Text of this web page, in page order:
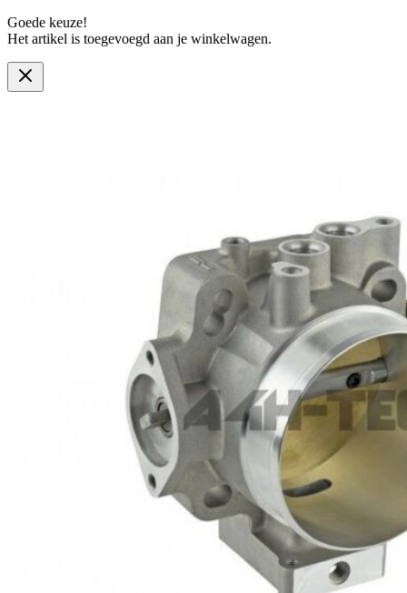
Goede keuze!
Het artikel is toegevoegd aan je winkelwagen.